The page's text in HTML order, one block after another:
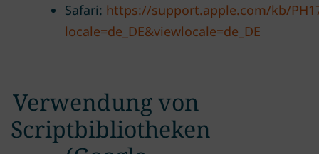
Safari: https://support.apple.com/kb/
locale=de_DE&viewlocale=de_DE
Verwendung von
Scriptbibliotheken